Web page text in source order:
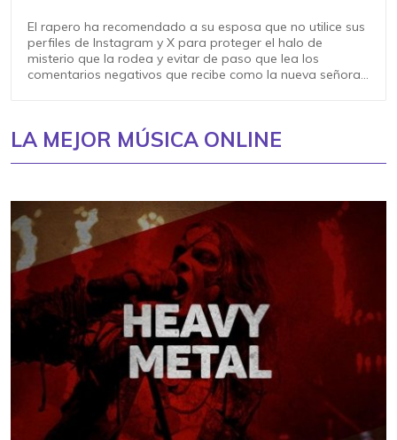
El rapero ha recomendado a su esposa que no utilice sus
perfiles de Instagram y X para proteger el halo de
misterio que la rodea y evitar de paso que lea los
comentarios negativos que recibe como la nueva señora
LA MEJOR MÚSICA ONLINE